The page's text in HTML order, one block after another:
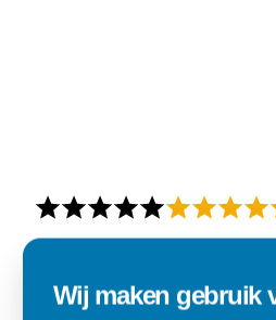
"Materiaal was goed en de prijs
Wij maken gebruik